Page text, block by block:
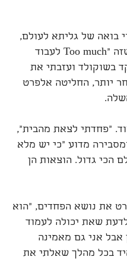
אחרי בואה של גליתא לעולם,
הגיעה גלית אלפרט למסקנה שזה "Too much לעבוד
בשוקולד ועזבתי את
יותר, החליטה אלפרט
"פחדתי לצאת מהבית",
מדוע "כי יש מלא
הכי גדול. הוצאות הן
את נושא הפחדים, "הוא
שאת יכולה לעמוד
אבל אני גם מאמינה
בכל מהלך שאלתי את